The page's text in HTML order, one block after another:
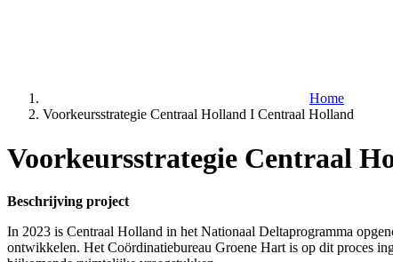
Home
Voorkeursstrategie Centraal Holland I Centraal Holland
Voorkeursstrategie Centraal
Beschrijving project
In 2023 is Centraal Holland in het Nationaal Deltaprogramma
ontwikkelen. Het Coördinatiebureau Groene Hart is op dit proces